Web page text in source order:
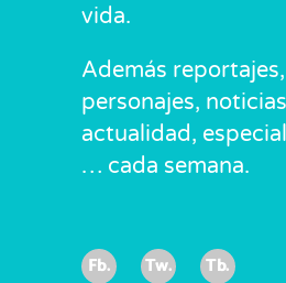
vida.
Además
personajes,
actualidad,
… cada semana.
Fb. Tw. Tb.